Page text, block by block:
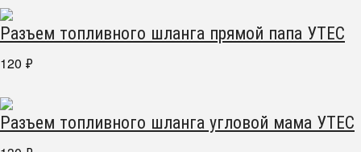
Разъем топливного шланга прямой папа УТЕС
120 ₽
Разъем топливного шланга угловой мама УТЕС